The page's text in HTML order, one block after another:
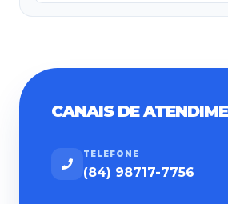
CANAIS DE
TELEFONE
(84) 98717-7756